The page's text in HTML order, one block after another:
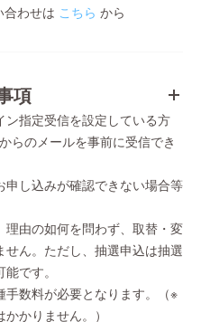
わせは こちら から
項
指定受信を設定している方
らのメールを事前に受信でき
申し込みが確認できない場合等
由の如何を問わず、取替・変
ん。ただし、抽選申込は抽選
です。
数料が必要となります。（※
かりません。）